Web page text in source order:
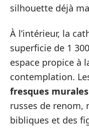
silhouette déjà
À l’intérieur, la
superficie de 1
espace propice à
contemplation.
fresques murales
russes de renom,
bibliques et des